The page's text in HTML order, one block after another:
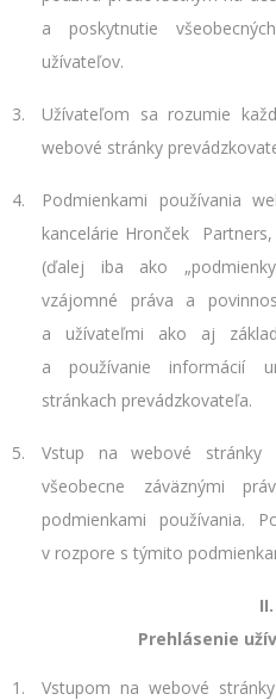
a poskytnutie
užívateľov.
Užívateľom sa rozumie
webové stránky
Podmienkami používania
kancelárie Hronček
(ďalej iba ako
vzájomné práva a
a užívateľmi ako aj
a používanie informácií
stránkach prevádzkovateľa.
Vstup na webové
všeobecne záväznými
podmienkami používania.
v rozpore s týmito
II.
Prehlásenie
Vstupom na webové